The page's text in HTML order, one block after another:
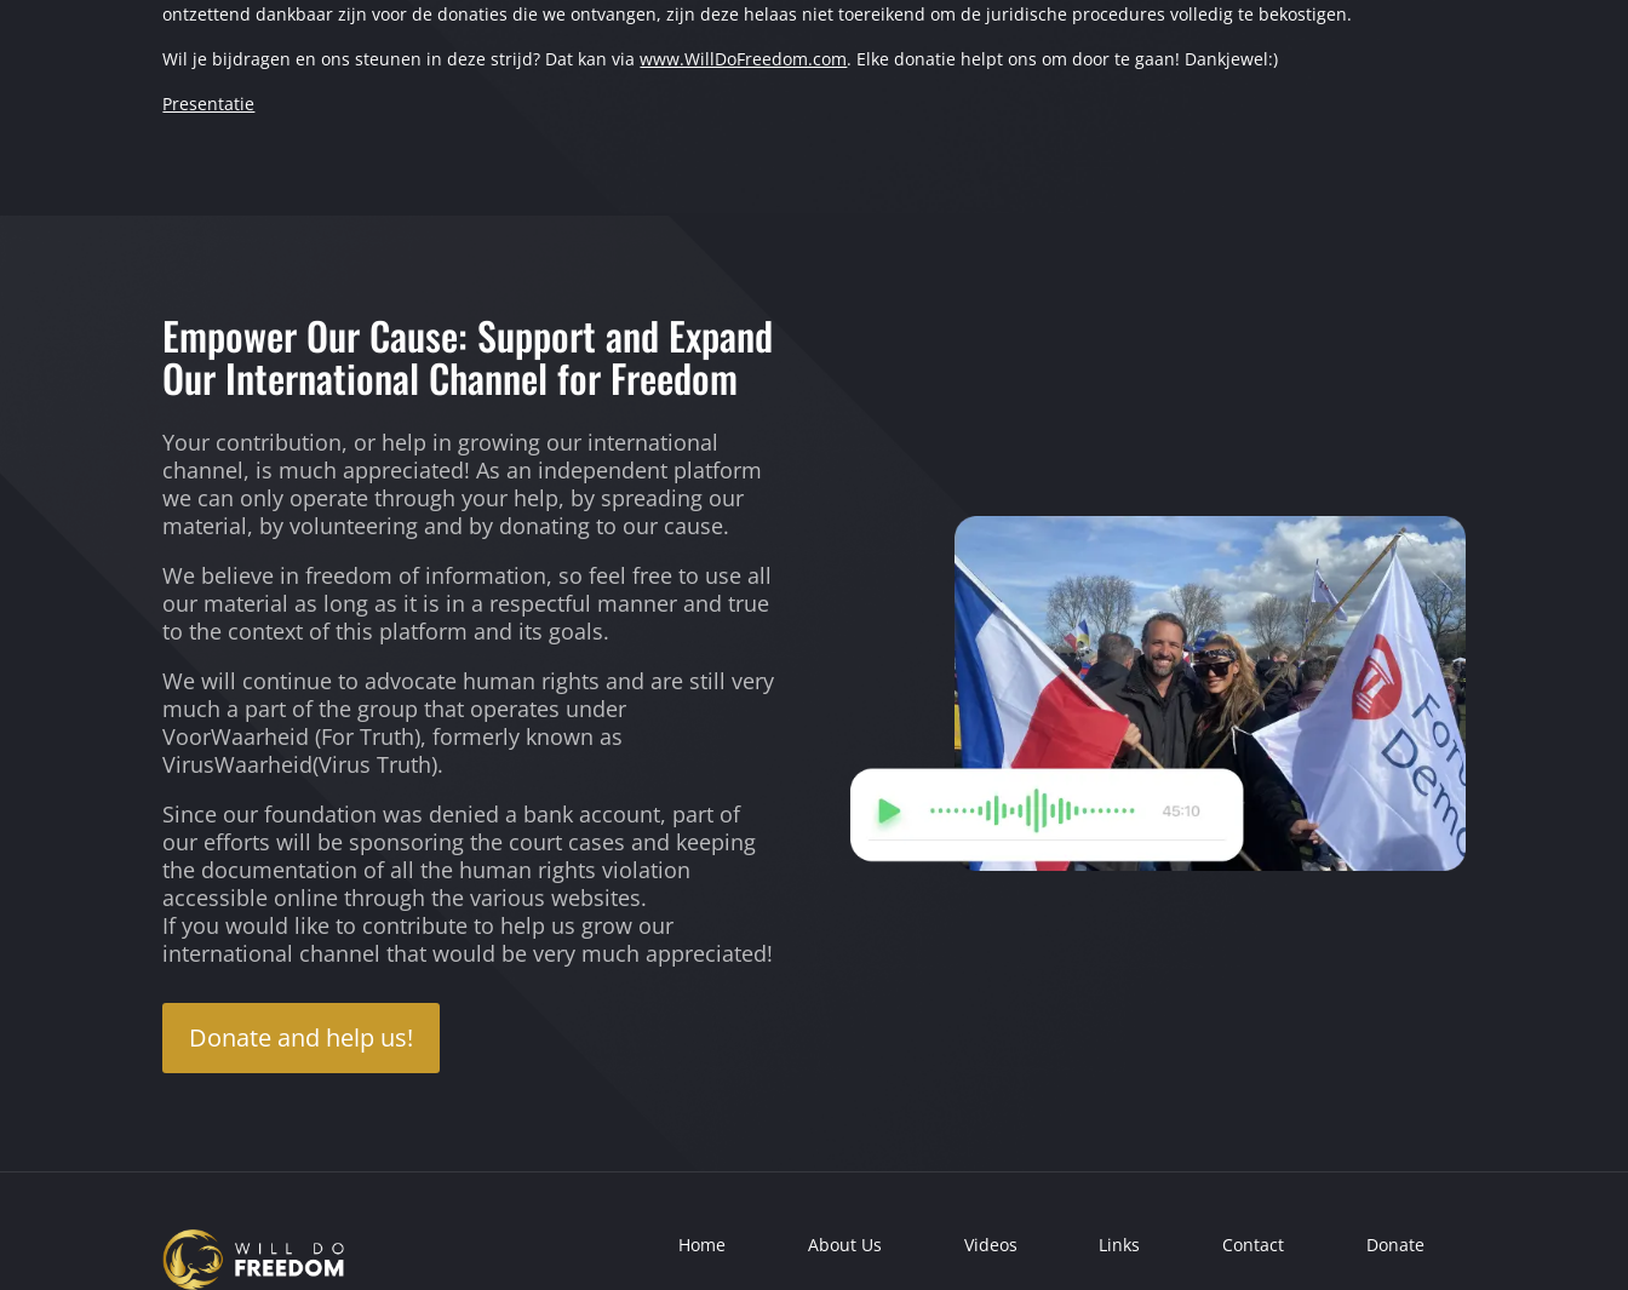
ontzettend dankbaar zijn voor de donaties die we ontvangen, zijn deze helaas niet toereikend om de juridische procedures volledig te bekostigen.
Wil je bijdragen en ons steunen in deze strijd? Dat kan viawww.WillDoFreedom.com. Elke donatie helpt ons om door te gaan! Dankjewel:)
Presentatie
Empower Our Cause: Support and Expand
Our International Channel for Freedom
Your contribution, or help in growing our international
channel, is much appreciated! As an independent platform
we can only operate through your help, by spreading our
material, by volunteering and by donating to our cause.
We believe in freedom of information, so feel free to use all
our material as long as it is in a respectful manner and true
to the context of this platform and its goals.
We will continue to advocate human rights and are still very
much a part of the group that operates under
VoorWaarheid (For Truth), formerly known as
VirusWaarheid(Virus Truth).
Since our foundation was denied a bank account, part of
our efforts will be sponsoring the court cases and keeping
the documentation of all the human rights violation
accessible online through the various websites.
If you would like to contribute to help us grow our
international channel that would be very much appreciated!
Donate and help us!
Home About Us Videos Links Contact Donate